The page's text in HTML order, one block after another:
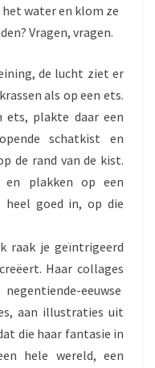
water en klom ze
Vragen, vragen.
de lucht ziet er
als op een ets.
ets, plakte daar een
schatkist en
de rand van de kist.
en plakken op een
heel goed in, op die
raak je geïntrigeerd
Haar collages
eeuwse
aan illustraties uit
die haar fantasie in
hele wereld, een